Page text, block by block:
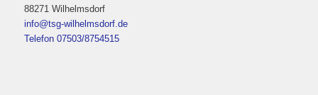
88271 Wilhelmsdorf
info@tsg-wilhelmsdorf.de
Telefon 07503/8754515